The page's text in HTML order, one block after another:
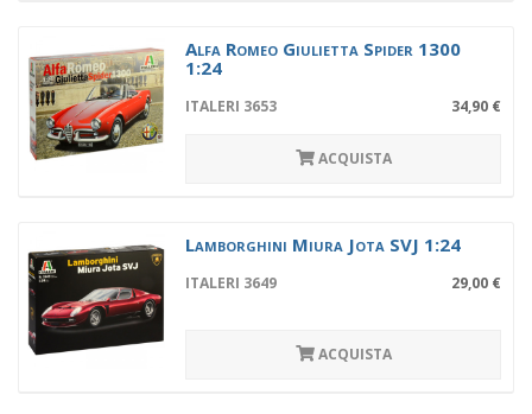
Alfa Romeo Giulietta Spider 1300
1:24
ITALERI 3653 34,90 €
ACQUISTA
Lamborghini Miura Jota SVJ 1:24
ITALERI 3649 29,00 €
ACQUISTA